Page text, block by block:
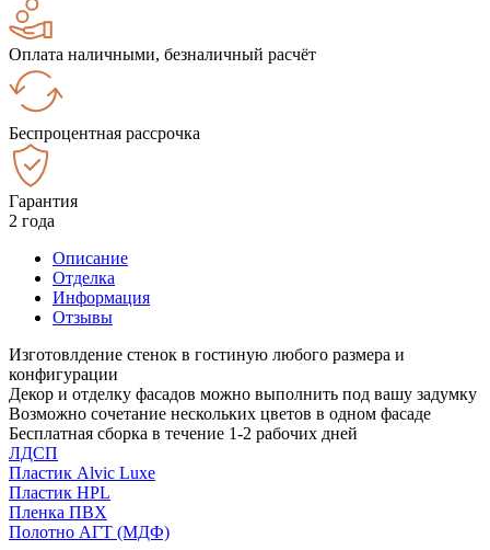
Оплата наличными, безналичный расчёт
Беспроцентная рассрочка
Гарантия
2 года
Описание
Отделка
Информация
Отзывы
Изготовлдение стенок в гостиную любого размера и
конфигурации
Декор и отделку фасадов можно выполнить под вашу задумку
Возможно сочетание нескольких цветов в одном фасаде
Бесплатная сборка в течение 1-2 рабочих дней
ЛДСП
Пластик Alvic Luxe
Пластик HPL
Пленка ПВХ
Полотно АГТ (МДФ)